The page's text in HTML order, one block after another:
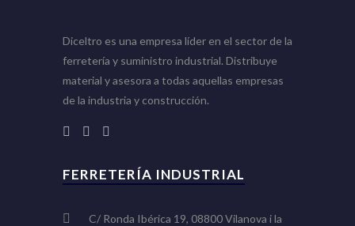
Diceltro es una empresa líder en el sector de la
ferretería y suministro industrial. Distribuye
material y asesora a todas aquellas empresas
de la industria y construcción.
FERRETERÍA INDUSTRIAL
C/ Ronda Ibérica 19, 08800 Vilanova i la